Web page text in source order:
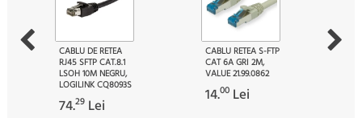
CABLU DE RETEA
RJ45 SFTP CAT.8.1
LSOH 10M NEGRU,
LOGILINK CQ8093S
74.29 Lei
CABLU RETEA S-FTP
CAT 6A GRI 2M,
VALUE 21.99.0862
14.00 Lei